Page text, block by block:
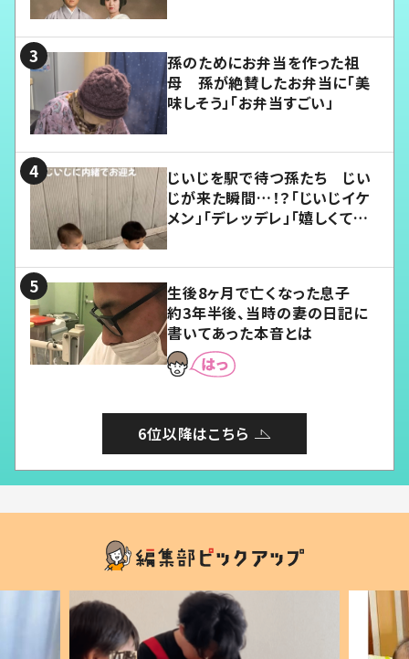
孫のためにお弁当を作った祖
母 孫が絶賛したお弁当に「美
味しそう」「お弁当すごい」
じいじを駅で待つ孫たち じい
じが来た瞬間…！？「じいじイケ
メン」「デレッデレ」「嬉しくて可
生後8ヶ月で亡くなった息子
約3年半後、当時の妻の日記に
書いてあった本音とは
6位以降はこちら